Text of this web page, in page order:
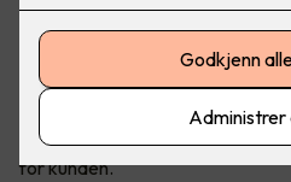
Mange håndverkere kan ha en
tid på dokumentasjon som
- men å ha papirene i orden gir
for kunden.